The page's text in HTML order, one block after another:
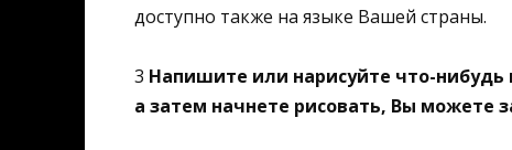
доступно также на языке Вашей страны.
3 Напишите или нарисуйте что-нибудь
а затем начнете рисовать, Вы можете